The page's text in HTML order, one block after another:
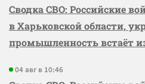
Сводка СВО: Российские
в Харьковской области,
промышленность встаёт
04 авг в 10:46